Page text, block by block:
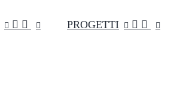
  PROGETTI  